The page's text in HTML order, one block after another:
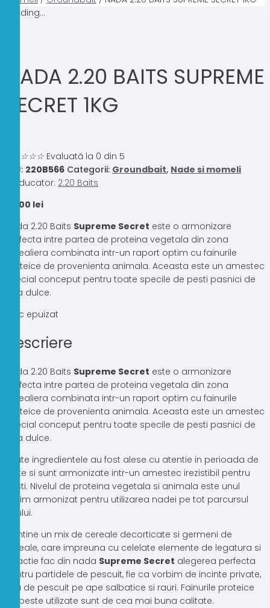
Loading...
NADA 2.20 BAITS SUPREME
SECRET 1KG
☆☆☆☆ Evaluată la 0 din 5
SKU: 220B566 Categorii: Groundbait, Nade si momeli
Producator: 2.20 Baits
24,00 lei
Nada 2.20 Baits Supreme Secret este o armonizare
perfecta intre partea de proteina vegetala din zona
cerealiera combinata intr-un raport optim cu fainurile
proteice de provenienta animala. Aceasta este un amestec
special conceput pentru toate specile de pesti pasnici de
apa dulce.
Stoc epuizat
Descriere
Nada 2.20 Baits Supreme Secret este o armonizare
perfecta intre partea de proteina vegetala din zona
cerealiera combinata intr-un raport optim cu fainurile
proteice de provenienta animala. Aceasta este un amestec
special conceput pentru toate specile de pesti pasnici de
apa dulce.
Toate ingredientele au fost alese cu atentie in perioada de
teste si sunt armonizate intr-un amestec irezistibil pentru
pesti. Nivelul de proteina vegetala si animala este unul
optim armonizat pentru utilizarea nadei pe tot parcursul
anului.
Contine un mix de cereale decorticate si germeni de
cereale, care impreuna cu celelate elemente de legatura si
atractie fac din nada Supreme Secret alegerea perfecta
pentru partidele de pescuit, fie ca vorbim de incinte private,
sau de pescuit pe ape salbatice si rauri. Fainurile proteice
de peste utilizate sunt de cea mai buna calitate.